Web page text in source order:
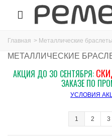
Главная > Металлические браслеты
МЕТАЛЛИЧЕСКИЕ
АКЦИЯ ДО 30 СЕНТЯБРЯ:
ЗАКАЗЕ ПО
УСЛОВИЯ
1 2 3